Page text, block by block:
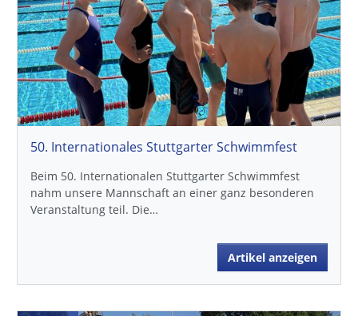
50. Internationales Stuttgarter Schwimmfest
Beim 50. Internationalen Stuttgarter Schwimmfest
nahm unsere Mannschaft an einer ganz besonderen
Veranstaltung teil. Die…
Artikel anzeigen